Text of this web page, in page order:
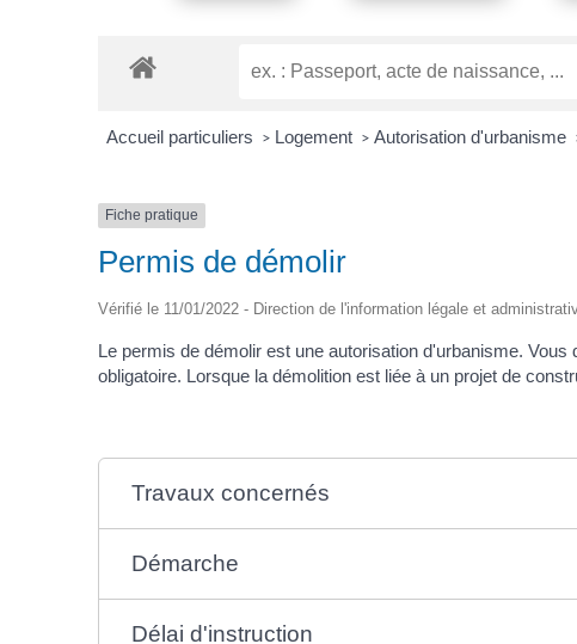
Accueil particuliers > Logement > Autorisation d'urbanisme
Fiche pratique
Permis de démolir
Vérifié le 11/01/2022 - Direction de l'information légale et
Le permis de démolir est une autorisation d'urbanisme.
obligatoire. Lorsque la démolition est liée à un projet de
Travaux concernés
Démarche
Délai d'instruction